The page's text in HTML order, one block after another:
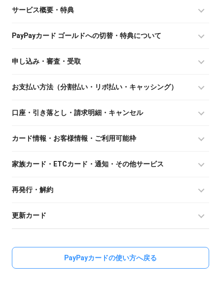
サービス概要・特典
PayPayカード ゴールドへの切替・特典について
申し込み・審査・受取
お支払い方法（分割払い・リボ払い・キャッシング）
口座・引き落とし・請求明細・キャンセル
カード情報・お客様情報・ご利用可能枠
家族カード・ETCカード・通知・その他サービス
再発行・解約
更新カード
PayPayカードの使い方へ戻る